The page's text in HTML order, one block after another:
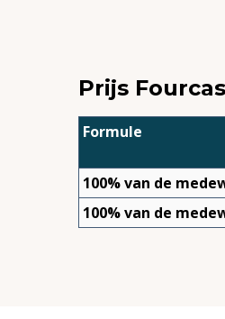
Prijs
Formule
100% van de
100% van de